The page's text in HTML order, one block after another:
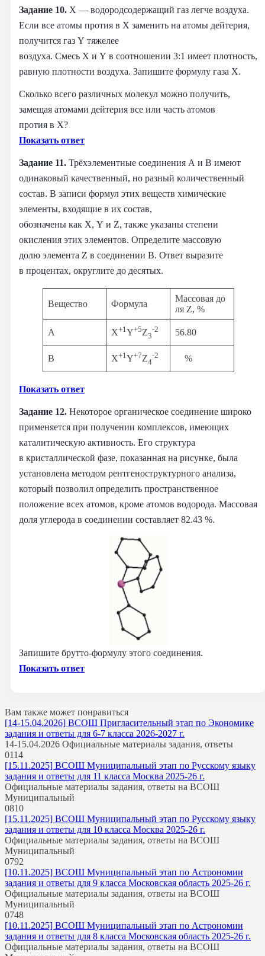
Задание 10. X — водородсодержащий газ легче воздуха.
Если все атомы протия в X заменить на атомы дейтерия,
получится газ Y тяжелее
воздуха. Смесь X и Y в соотношении 3:1 имеет плотность,
равную плотности воздуха. Запишите формулу газа X.
Сколько всего различных молекул можно получить,
замещая атомами дейтерия все или часть атомов
протия в X?
Показать ответ
Задание 11. Трёхэлементные соединения A и B имеют
одинаковый качественный, но разный количественный
состав. В записи формул этих веществ химические
элементы, входящие в их состав,
обозначены как X, Y и Z, также указаны степени
окисления этих элементов. Определите массовую
долю элемента Z в соединении B. Ответ выразите
в процентах, округлите до десятых.
Вещество Формула
Массовая до
ля Z, %
A X+1 Y+5Z3
-2 56.80
B X+1 Y+7Z4
-2 %
Показать ответ
Задание 12. Некоторое органическое соединение широко
применяется при получении комплексов, имеющих
каталитическую активность. Его структура
в кристаллической фазе, показанная на рисунке, была
установлена методом рентгеноструктурного анализа,
который позволил определить пространственное
положение всех атомов, кроме атомов водорода. Массовая
доля углерода в соединении составляет 82.43 %.
Запишите брутто‑формулу этого соединения.
Показать ответ
Вам также может понравиться
[14-15.04.2026] ВСОШ Пригласительный этап по Экономике
задания и ответы для 6-7 класса 2026-2027 г.
14-15.04.2026 Официальные материалы задания, ответы
0114
[15.11.2025] ВСОШ Муниципальный этап по Русскому языку
задания и ответы для 11 класса Москва 2025-26 г.
Официальные материалы задания, ответы на ВСОШ
Муниципальный
0810
[15.11.2025] ВСОШ Муниципальный этап по Русскому языку
задания и ответы для 10 класса Москва 2025-26 г.
Официальные материалы задания, ответы на ВСОШ
Муниципальный
0792
[10.11.2025] ВСОШ Муниципальный этап по Астрономии
задания и ответы для 9 класса Московская область 2025-26 г.
Официальные материалы задания, ответы на ВСОШ
Муниципальный
0748
[10.11.2025] ВСОШ Муниципальный этап по Астрономии
задания и ответы для 8 класса Московская область 2025-26 г.
Официальные материалы задания, ответы на ВСОШ